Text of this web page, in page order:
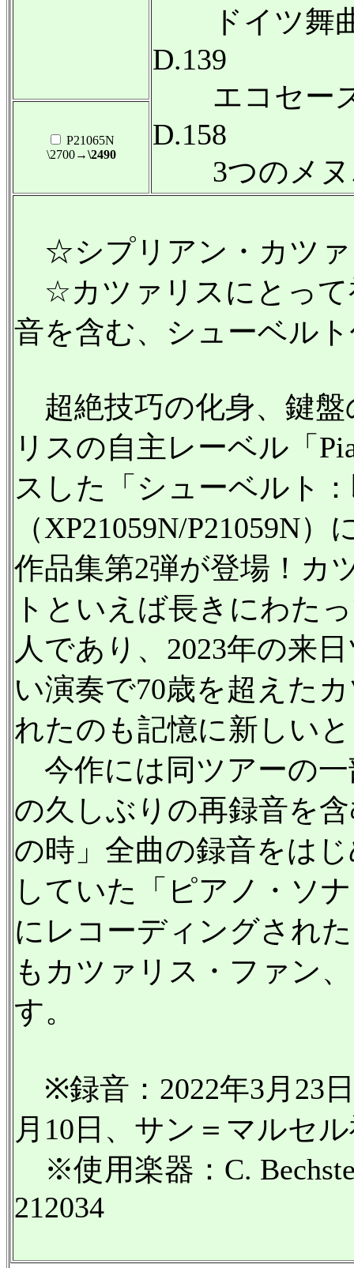
ドイツ舞曲
D.139
エコセーズ
D.158
3つのメヌ
P21065N
\2700→\2490
☆シプリアン・カツァ
☆カツァリスにとって
音を含む、シューベル
超絶技巧の化身、鍵盤
リスの自主レーベル「
スした「シューベルト
（XP21059N/P21059N
作品集第2弾が登場！カ
トといえば長きにわた
人であり、2023年の来
い演奏で70歳を超えた
れたのも記憶に新しい
今作には同ツアーの一
の久しぶりの再録音を
の時」全曲の録音をは
していた「ピアノ・ソ
にレコーディングされ
もカツァリス・ファン
す。
※録音：2022年3月23
月10日、サン＝マルセ
※使用楽器：C.
212034